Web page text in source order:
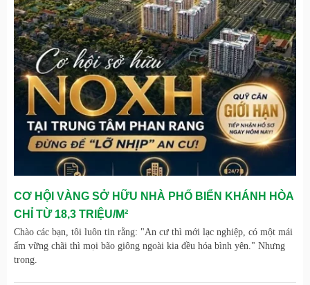
CƠ HỘI VÀNG SỞ HỮU NHÀ PHỐ BIỂN KHÁNH HÒA
CHỈ TỪ 18,3 TRIỆU/M²
Chào các bạn, tôi luôn tin rằng: "An cư thì mới lạc nghiệp, có một mái
ấm vững chãi thì mọi bão giông ngoài kia đều hóa bình yên." Nhưng
trong.